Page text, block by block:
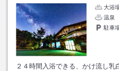
大浴
温泉
駐車
２４時間入浴できる、かけ流し